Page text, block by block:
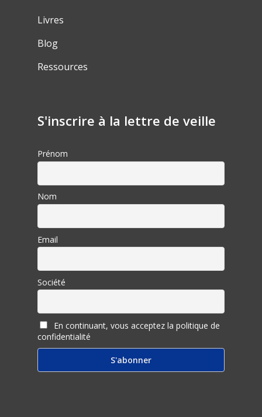
Livres
Blog
Ressources
S'inscrire à la lettre de veille
Prénom
Nom
Email
Société
En continuant, vous acceptez la politique de
confidentialité